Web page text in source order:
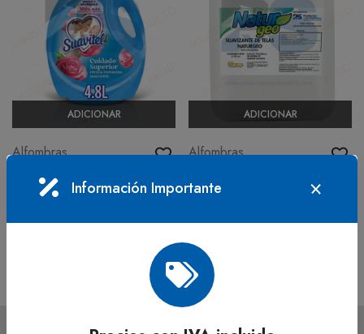
ADICIONAR
Alfombras
Suavizante Suavitel x 4.800
ADICIONAR
Alfombras
ml
$12.546
Información Importante